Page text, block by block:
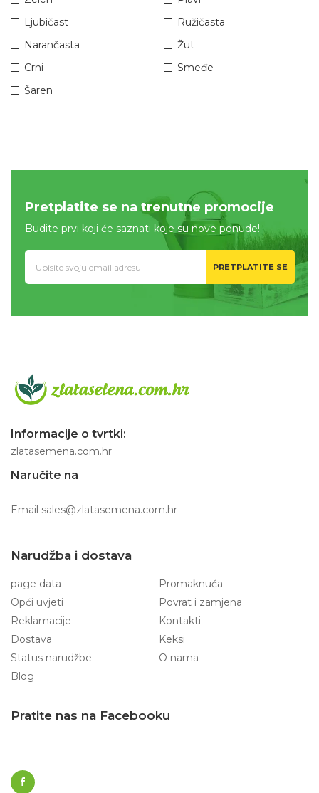
Ljubičast
Ružičasta
Narančasta
Žut
Crni
Smeđe
Šaren
Pretplatite se na trenutne promocije
Budite prvi koji će saznati koje su nove ponude!
PRETPLATITE SE
Informacije o tvrtki:
zlatasemena.com.hr
Naručite na
Email sales@zlatasemena.com.hr
Narudžba i dostava
page data
Promaknuća
Opći uvjeti
Povrat i zamjena
Reklamacije
Kontakti
Dostava
Keksi
Status narudžbe
O nama
Blog
Pratite nas na Facebooku